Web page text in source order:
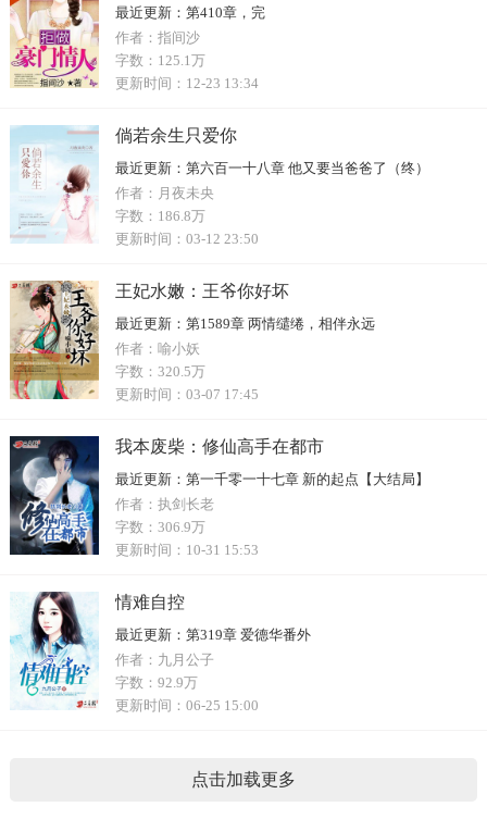
最近更新： 第410章，完
作者： 指间沙
字数： 125.1万
更新时间： 12-23 13:34
倘若余生只爱你
最近更新： 第六百一十八章 他又要当爸爸了（终）
作者： 月夜未央
字数： 186.8万
更新时间： 03-12 23:50
王妃水嫩：王爷你好坏
最近更新： 第1589章 两情缱绻，相伴永远
作者： 喻小妖
字数： 320.5万
更新时间： 03-07 17:45
我本废柴：修仙高手在都市
最近更新： 第一千零一十七章 新的起点【大结局】
作者： 执剑长老
字数： 306.9万
更新时间： 10-31 15:53
情难自控
最近更新： 第319章 爱德华番外
作者： 九月公子
字数： 92.9万
更新时间： 06-25 15:00
点击加载更多